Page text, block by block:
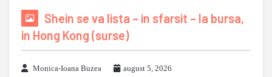
Shein se va lista – in sfarsit – la bursa,
in Hong Kong (surse)
Monica-Ioana Buzea
august 5, 2026